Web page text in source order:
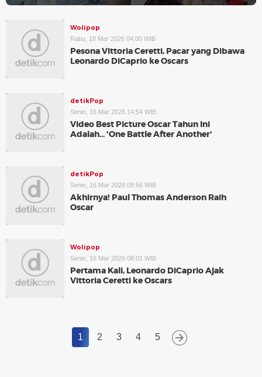
Wolipop
Rabu, 18 Mar 2026 04:00 WIB
Pesona Vittoria Ceretti, Pacar yang Dibawa
Leonardo DiCaprio ke Oscars
detikPop
Senin, 16 Mar 2026 14:54 WIB
Video Best Picture Oscar Tahun Ini
Adalah... 'One Battle After Another'
detikPop
Senin, 16 Mar 2026 09:56 WIB
Akhirnya! Paul Thomas Anderson Raih
Oscar
Wolipop
Senin, 16 Mar 2026 08:01 WIB
Pertama Kali, Leonardo DiCaprio Ajak
Vittoria Ceretti ke Oscars
1 2 3 4 5